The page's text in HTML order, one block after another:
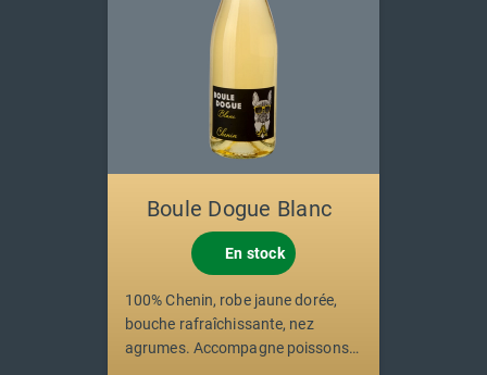
Boule Dogue Blanc
En stock
100% Chenin, robe jaune dorée,
bouche rafraîchissante, nez
agrumes. Accompagne poissons